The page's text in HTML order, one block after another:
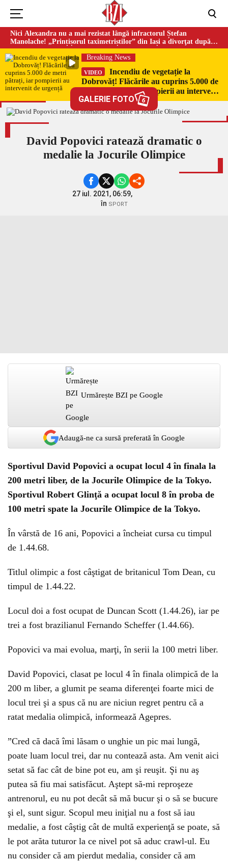
Nici Alexandra nu a mai rezistat lângă infractorul Ștefan
Manolache! „Prințișorul taximetriștilor” din Iași a divorţat după
doi ani de căsnicie
Breaking News
VIDEO
Incendiu de vegetație la
Dobrovăț! Flăcările au cuprins 5.000 de
metri pătrați, iar pompierii au intervenit
de urgență
GALERIE FOTO 6
David Popovici ratează dramatic o
medalie la Jocurile Olimpice
27 iul. 2021, 06:59,
în SPORT
Urmărește BZI pe Google
Adaugă-ne ca sursă preferată în Google
Sportivul David Popovici a ocupat locul 4 în finala la
200 metri liber, de la Jocurile Olimpice de la Tokyo.
Sportivul Robert Glinţă a ocupat locul 8 în proba de
100 metri spate la Jocurile Olimpice de la Tokyo.
În vârstă de 16 ani, Popovici a încheiat cursa cu timpul
de 1.44.68.
Titlul olimpic a fost câştigat de britanicul Tom Dean, cu
timpul de 1.44.22.
Locul doi a fost ocupat de Duncan Scott (1.44.26), iar pe
trei a fost brazilianul Fernando Scheffer (1.44.66).
Popovici va mai evolua, marţi, în serii la 100 metri liber.
David Popovici, clasat pe locul 4 în finala olimpică de la
200 m liber, a glumit pe seama diferenţei foarte mici de
locul trei şi a spus că nu are niciun regret pentru că a
ratat medalia olimpică, informează Agepres.
”Cred că dacă îmi lăsam o unghie un pic mai lungă,
poate luam locul trei, dar nu contează asta. Am venit aici
setat să fac cât de bine pot eu, am şi reuşit. Şi nu aş
putea să fiu mai satisfăcut. Aştept să-mi reproşeze
antrenorul, eu nu pot decât să mă bucur şi o să se bucure
şi el, sunt sigur. Scopul meu iniţial nu a fost să iau
medalie, a fost câştig cât de multă experienţă se poate, să
le pot arăta tuturor la ce nivel pot să aduc crawl-ul. Eu
nu consider că am pierdut medalia, consider că am